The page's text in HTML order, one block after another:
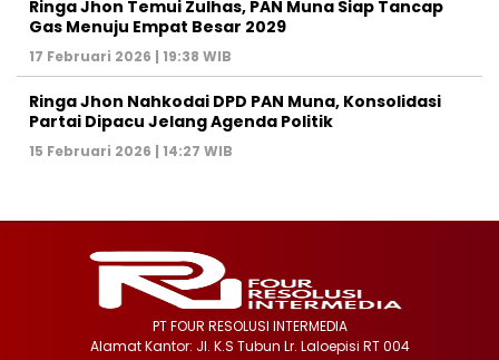
Ringa Jhon Temui Zulhas, PAN Muna Siap Tancap
Gas Menuju Empat Besar 2029
17 Februari 2026 | 19:38 WIB
Ringa Jhon Nahkodai DPD PAN Muna, Konsolidasi
Partai Dipacu Jelang Agenda Politik
15 Februari 2026 | 14:27 WIB
PT FOUR RESOLUSI INTERMEDIA
Alamat Kantor: Jl. K.S Tubun Lr. Laloepisi RT 004